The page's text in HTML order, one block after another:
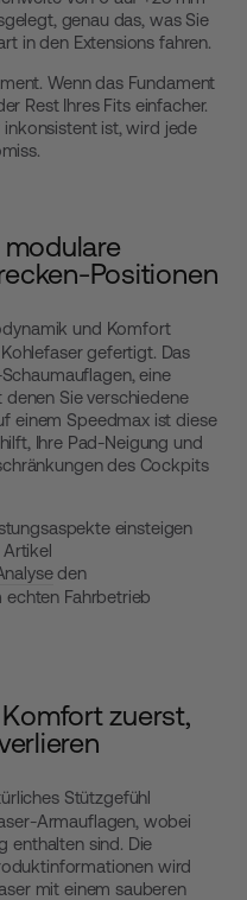
genau das, was Sie
in den Extensions fahren.
Wenn das Fundament
Rest Ihres Fits einfacher.
ist, wird jede
Positionen
und Komfort
gefertigt. Das
eine
Sie verschiedene
einem Speedmax ist diese
Ihre Pad-Neigung und
des Cockpits
einsteigen
den
Fahrbetrieb
zuerst,
Stützgefühl
Armauflagen, wobei
enthalten sind. Die
wird
mit einem sauberen